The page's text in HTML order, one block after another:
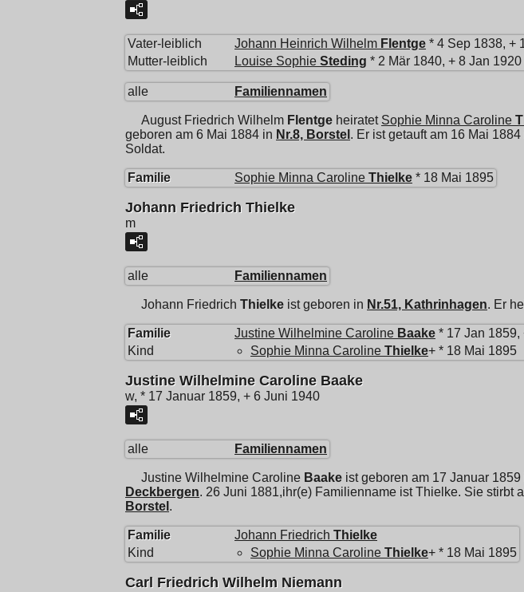
Vater-leiblich Johann Heinrich Wilhelm Flentge * 4 Sep 1838, +
Mutter-leiblich
Louise Sophie Steding * 2 Mär 1840, + 8 Jan 1920
alle Familiennamen
August Friedrich Wilhelm Flentge heiratet Sophie Minna Caroline
geboren am 6 Mai 1884 in Nr.8, Borstel . Er ist getauft am 16 Mai 1884
Soldat.
Familie Sophie Minna Caroline Thielke * 18 Mai 1895
Johann Friedrich Thielke
m
alle Familiennamen
Johann Friedrich Thielke ist geboren in Nr.51, Kathrinhagen. Er
Familie Justine Wilhelmine Caroline Baake * 17 Jan 1859,
Kind
Sophie Minna Caroline Thielke+ * 18 Mai 1895
Justine Wilhelmine Caroline Baake
w, * 17 Januar 1859, + 6 Juni 1940
alle Familiennamen
Justine Wilhelmine Caroline Baake ist geboren am 17 Januar 1859
Deckbergen. 26 Juni 1881,ihr(e) Familienname ist Thielke. Sie stirbt
Borstel .
Familie Johann Friedrich Thielke
Kind
Sophie Minna Caroline Thielke+ * 18 Mai 1895
Carl Friedrich Wilhelm Niemann